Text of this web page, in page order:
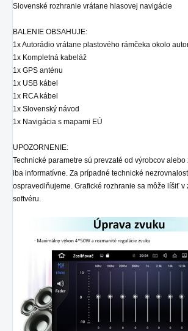
Slovenské rozhranie vrátane hlasovej navigácie
BALENIE OBSAHUJE:
1x Autorádio vrátane plastového rámčeka okolo
1x Kompletná kabeláž
1x GPS anténu
1x USB kábel
1x RCA kábel
1x Slovenský návod
1x Navigácia s mapami EÚ
UPOZORNENIE:
Technické parametre sú prevzaté od výrobcov
iba informatívne. Za prípadné technické
ospravedlňujeme. Grafické rozhranie sa môže líšiť v
softvéru.